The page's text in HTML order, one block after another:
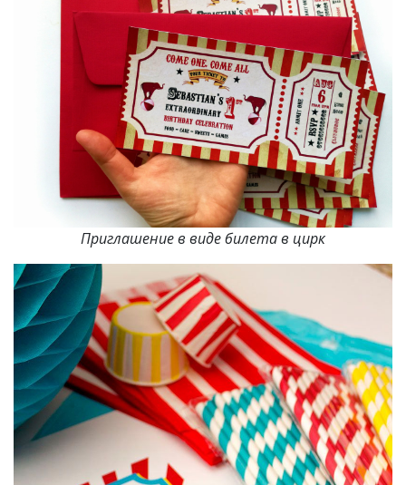
Приглашение в виде билета в цирк